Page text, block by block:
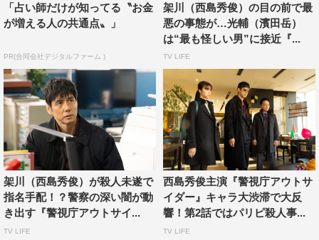
殺技レインメーカーを颯爽と決めてみせ、レスラーたちも
大きな拍手を送っていた。
撮影を終えた西島は、「リングに上がらせていただき、子
どもの頃の夢がかなったような思いで、ものすごく興奮し
ました！」と感動の面持ちを浮かべ、「ご本人の目の前で
技を披露するのも正直緊張しましたし、選手の皆さんが優
しく教えてくださるので感動とうれしさと恐縮とがない交
ぜに…」と憧れのレスラーたちから指導を受けた心境を告
白。
達成感もひとしおだったようで、「連続ドラマのオープニ
ングシーンとしては、最高のものを撮影させていただいた
「占い師だけが知ってる〝お金
が増える人の共通点〟」
PR(合同会社デジタルファーム )
架川（西島秀俊）の目の前で最
悪の事態が…光輔（濱田岳）
は“最も怪しい男”に接近『...
TV LIFE
架川（西島秀俊）が殺人未遂で
指名手配！？警察の深い闇が動
き出す『警視庁アウトサイ...
TV LIFE
西島秀俊主演『警視庁アウトサ
イダー』キャラ大渋滞で大反
響！第2話ではパリピ殺人事...
TV LIFE